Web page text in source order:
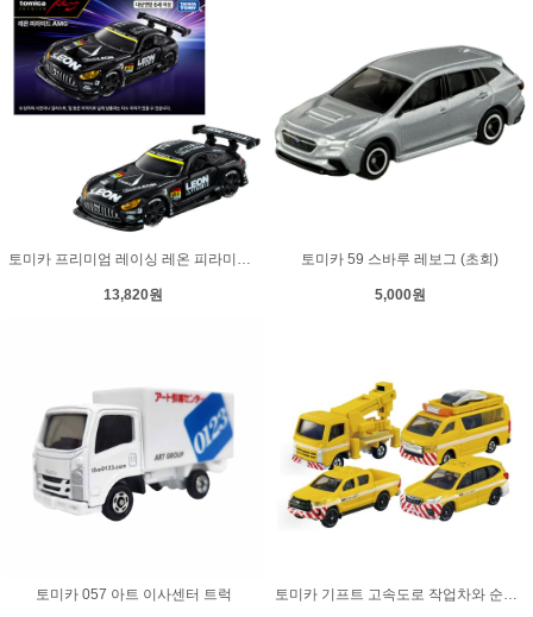
토미카 프리미엄 레이싱 레온 피라미드 AMG
13,820원
토미카 59 스바루 레보그 (초회)
5,000원
토미카 057 아트 이사센터 트럭 토미카 기프트 고속도로 작업차와 순찰차 4종 세트